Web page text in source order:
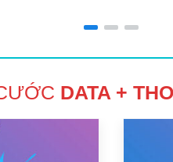
DATA +